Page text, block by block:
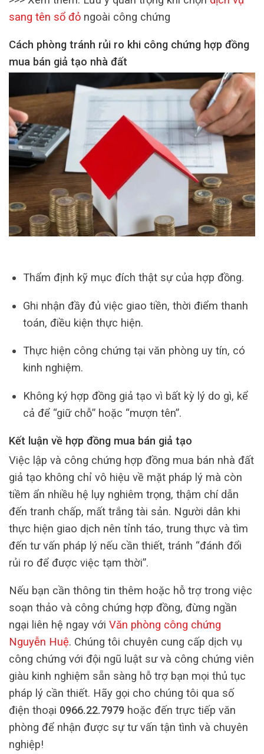
sang tên sổ đỏ ngoài công chứng
Cách phòng tránh rủi ro khi công chứng hợp đồng
mua bán giả tạo nhà đất
Thẩm định kỹ mục đích thật sự của hợp đồng.
Ghi nhận đầy đủ việc giao tiền, thời điểm thanh
toán, điều kiện thực hiện.
Thực hiện công chứng tại văn phòng uy tín, có
kinh nghiệm.
Không ký hợp đồng giả tạo vì bất kỳ lý do gì, kể
cả để “giữ chỗ” hoặc “mượn tên”.
Kết luận về hợp đồng mua bán giả tạo
Việc lập và công chứng hợp đồng mua bán nhà đất
giả tạo không chỉ vô hiệu về mặt pháp lý mà còn
tiềm ẩn nhiều hệ lụy nghiêm trọng, thậm chí dẫn
đến tranh chấp, mất trắng tài sản. Người dân khi
thực hiện giao dịch nên tỉnh táo, trung thực và tìm
đến tư vấn pháp lý nếu cần thiết, tránh “đánh đổi
rủi ro để được việc tạm thời”.
Nếu bạn cần thông tin thêm hoặc hỗ trợ trong việc
soạn thảo và công chứng hợp đồng, đừng ngần
ngại liên hệ ngay với Văn phòng công chứng
Nguyễn Huệ. Chúng tôi chuyên cung cấp dịch vụ
công chứng với đội ngũ luật sư và công chứng viên
giàu kinh nghiệm sẵn sàng hỗ trợ bạn mọi thủ tục
pháp lý cần thiết. Hãy gọi cho chúng tôi qua số
điện thoại 0966.22.7979 hoặc đến trực tiếp văn
phòng để nhận được sự tư vấn tận tình và chuyên
nghiệp!